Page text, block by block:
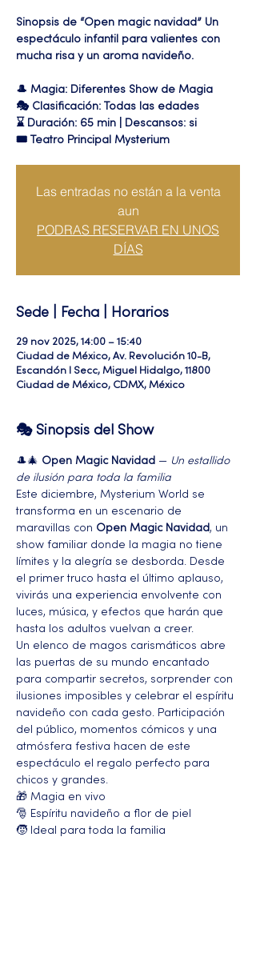
Sinopsis de “Open magic navidad” Un
espectáculo infantil para valientes con
mucha risa y un aroma navideño.
🎩 Magia: Diferentes Show de Magia
🎭 Clasificación: Todas las edades
⌛ Duración: 65 min | Descansos: si
🎟 Teatro Principal Mysterium
Las entradas no están a la venta
aun
PODRAS RESERVAR EN UNOS
DÍAS
Sede | Fecha | Horarios
29 nov 2025, 14:00 – 15:40
Ciudad de México, Av. Revolución 10-B,
Escandón I Secc, Miguel Hidalgo, 11800
Ciudad de México, CDMX, México
🎭 Sinopsis del Show
🎩🎄 Open Magic Navidad — Un estallido
de ilusión para toda la familia
Este diciembre, Mysterium World se
transforma en un escenario de
maravillas con Open Magic Navidad, un
show familiar donde la magia no tiene
límites y la alegría se desborda. Desde
el primer truco hasta el último aplauso,
vivirás una experiencia envolvente con
luces, música, y efectos que harán que
hasta los adultos vuelvan a creer.
Un elenco de magos carismáticos abre
las puertas de su mundo encantado
para compartir secretos, sorprender con
ilusiones imposibles y celebrar el espíritu
navideño con cada gesto. Participación
del público, momentos cómicos y una
atmósfera festiva hacen de este
espectáculo el regalo perfecto para
chicos y grandes.
🎁 Magia en vivo
🎅 Espíritu navideño a flor de piel
🧒 Ideal para toda la familia